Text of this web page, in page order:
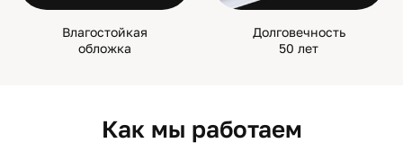
Влагостойкая
обложка
Долговечность
50 лет
Как мы работаем